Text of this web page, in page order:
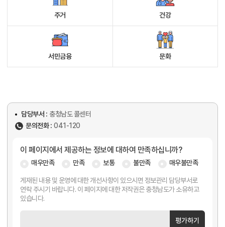
주거 건강
서민금융 문화
담당부서 : 충청남도 콜센터
문의전화 : 041-120
이 페이지에서 제공하는 정보에 대하여 만족하십니까?
매우만족 만족 보통 불만족 매우불만족
게재된 내용 및 운영에 대한 개선사항이 있으시면 정보관리 담당부서로
연락 주시기 바랍니다. 이 페이지에 대한 저작권은 충청남도가 소유하고
있습니다.
평가하기